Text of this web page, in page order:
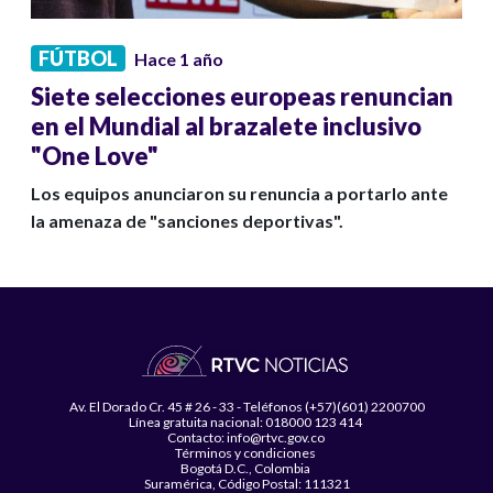
FÚTBOL Hace 1 año
Siete selecciones europeas renuncian
en el Mundial al brazalete inclusivo
"One Love"
Los equipos anunciaron su renuncia a portarlo ante
la amenaza de "sanciones deportivas".
Av. El Dorado Cr. 45 # 26 - 33 - Teléfonos (+57)(601) 2200700
Línea gratuita nacional: 018000 123 414
Contacto: info@rtvc.gov.co
Términos y condiciones
Bogotá D.C., Colombia
Suramérica, Código Postal: 111321